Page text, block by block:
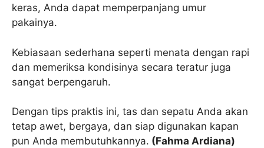
keras, Anda dapat memperpanjang umur
pakainya.
Kebiasaan sederhana seperti menata dengan rapi
dan memeriksa kondisinya secara teratur juga
sangat berpengaruh.
Dengan tips praktis ini, tas dan sepatu Anda akan
tetap awet, bergaya, dan siap digunakan kapan
pun Anda membutuhkannya. (Fahma Ardiana)